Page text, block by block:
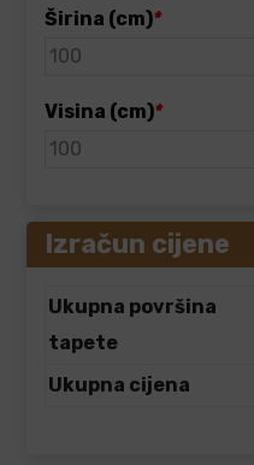
Širina (cm)*
Visina (cm)*
Izračun cijene
Ukupna površina
tapete
Ukupna cijena